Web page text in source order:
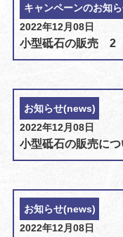
キャンペーンのお知
2022年12月08日
小型砥石の販売 2
お知らせ(news)
2022年12月08日
小型砥石の販売につ
お知らせ(news)
2022年12月08日